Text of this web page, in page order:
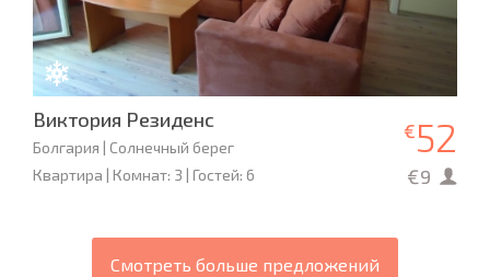
Виктория Резиденс
Болгария | Солнечный берег
Квартира | Комнат: 3 | Гостей: 6
€52
€9
Смотреть больше предложений